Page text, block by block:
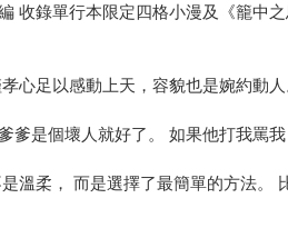
收錄單行本限定四格小漫及《籠中之
心足以感動上天，容貌也是婉約動人
爹是個壞人就好了。 如果他打我罵
溫柔， 而是選擇了最簡單的方法